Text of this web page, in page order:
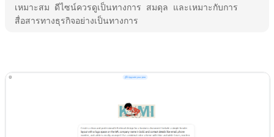
เหมาะสม ดีไซน์ควรดูเป็นทางการ สมดุล และเหมาะกับการ
สื่อสารทางธุรกิจอย่างเป็นทางการ